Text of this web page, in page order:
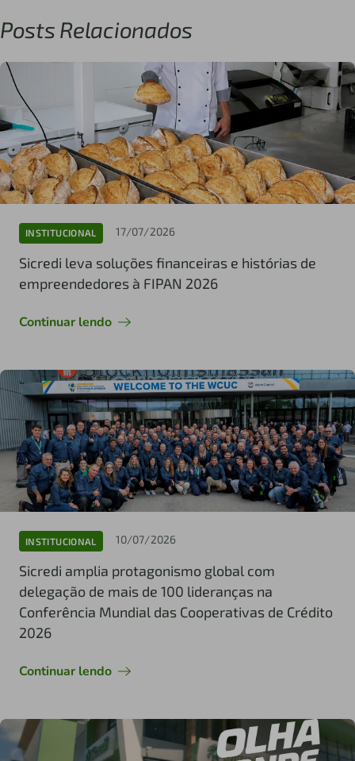
Posts Relacionados
INSTITUCIONAL 17/07/2026
Sicredi leva soluções financeiras e histórias de
empreendedores à FIPAN 2026
Continuar lendo
INSTITUCIONAL 10/07/2026
Sicredi amplia protagonismo global com
delegação de mais de 100 lideranças na
Conferência Mundial das Cooperativas de Crédito
2026
Continuar lendo